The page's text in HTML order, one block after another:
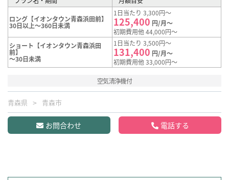
ロング【イオンタウン青森浜田前】
30日以上～360日未満
1日当たり 3,300円～
125,400 円/月～
初期費用他 44,000円～
ショート【イオンタウン青森浜田
前】
～30日未満
1日当たり 3,500円～
131,400 円/月～
初期費用他 33,000円～
空気清浄機付
青森県 青森市
お問合わせ 電話する